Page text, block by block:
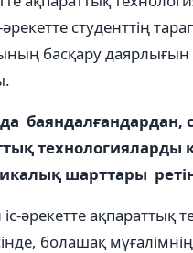
əрекетте студенттің
басқару даярлығын
баяндалғандардан,
шарттары
іс-əрекетте
болашақ